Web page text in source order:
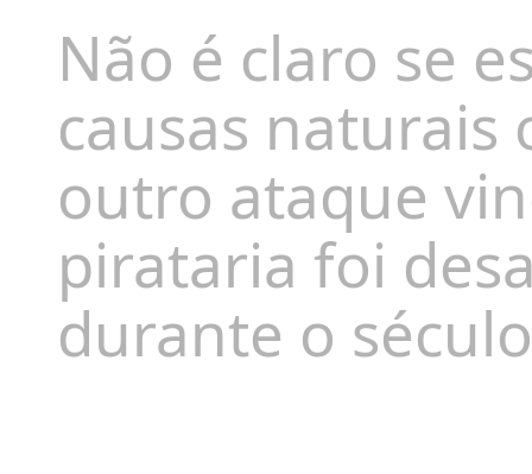
Não é claro se
causas
outro ataque
pirataria foi
durante o